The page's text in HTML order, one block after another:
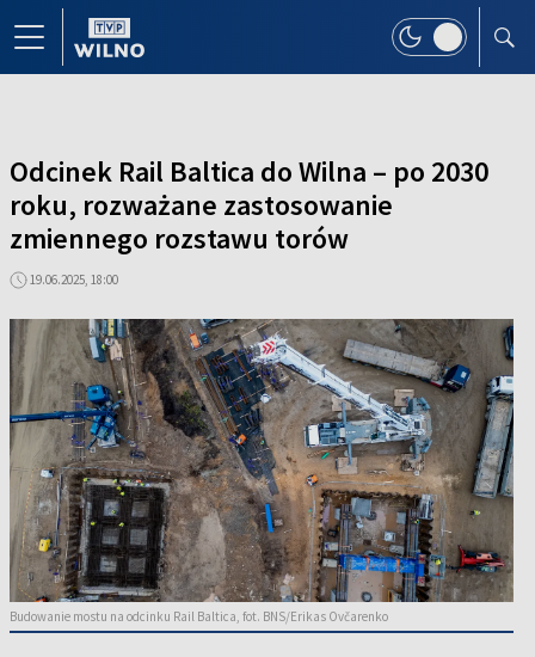
Odcinek Rail Baltica do Wilna – po 2030
roku, rozważane zastosowanie
zmiennego rozstawu torów
19.06.2025, 18:00
Budowanie mostu na odcinku Rail Baltica, fot. BNS/Erikas Ovčarenko